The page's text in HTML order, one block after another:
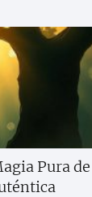
Pura